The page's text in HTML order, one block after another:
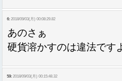
6: 2018/09/03(月) 00:08:29.82
あのさぁ
硬貨溶かすのは違法です
59: 2018/09/03(月) 00:15:48.32